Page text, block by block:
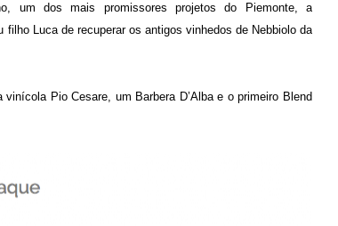
um dos mais promissores projetos do Piemonte, a
Luca de recuperar os antigos vinhedos de Nebbiolo da
Pio Cesare, um Barbera D’Alba e o primeiro Blend